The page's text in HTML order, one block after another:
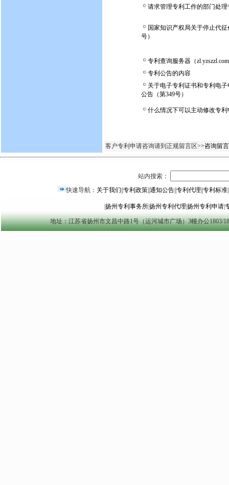
请求管理专利工作的部门处理
国家知识产权局关于停止代
号）
专利查询服务器（
专利公告的内容
关于电子专利证书和专利电
公告（第349号）
什么情况下可以主动修改专
客户专利申请咨询请到正规留言区>>咨询留言
站内搜索：
快速导航： 关于我们 专利政策 通知公告 专利代理 专利标准
扬州专利事务所|扬州专利代理 扬州专利申请|
地址：江苏省扬州市文昌中路1号（运河城市广场）3幢办公1803/